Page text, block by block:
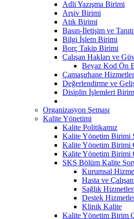
Adli Yazışma Birimi
Arşiv Birimi
Atık Birimi
Basın-İletişim ve
Bilgi İşlem Birimi
Borç Takip Birimi
Çalışan Hakları ve
Beyaz Kod Ön
Çamaşırhane
Değerlendirme ve
Disiplin İşlemleri
Organizasyon Şeması
Kalite Yönetimi
Kalite Politikamız
Kalite Yönetim Birimi
Kalite Yönetim Birimi
Kalite Yönetim Birimi
SKS Bölüm Kalite
Kurumsal
Hasta ve
Sağlık
Destek
Klinik Kalite
Kalite Yönetim Birim